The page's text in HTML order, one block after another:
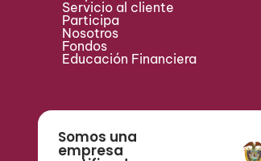
Servicio al cliente
Participa ​
Nosotros
Fondos
Educación Financiera
Somos una
empresa